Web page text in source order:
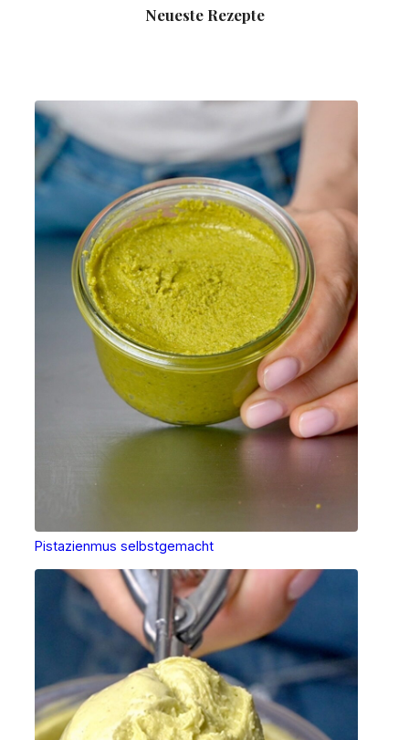
Neueste Rezepte
Pistazienmus selbstgemacht